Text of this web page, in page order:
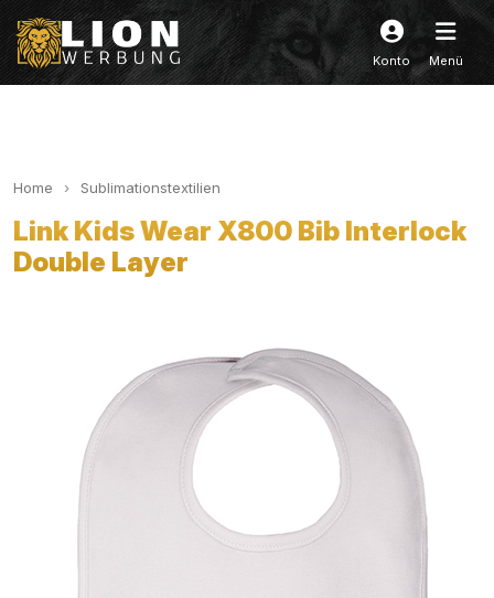
Konto Menü
Home Sublimationstextilien
Link Kids Wear X800 Bib Interlock
Double Layer